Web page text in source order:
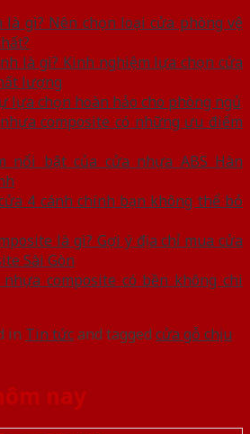
là gì? Nên chọn loại cửa phòng vệ
là gì? Kinh nghiệm lựa chọn cửa
lượng
lựa chọn hoàn hảo cho phòng ngủ
composite có những ưu điểm
nổi bật của cửa nhựa ABS Hàn
4 cánh chính bạn không thể bỏ
là gì? Gợi ý địa chỉ mua cửa
Sài Gòn
composite có bền không chi
in Tin tứcand tagged cửa gỗ chịu
nay